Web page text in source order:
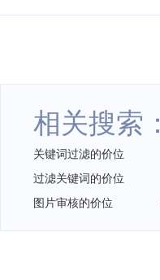
相关搜索：
关键词过滤的价位
过滤关键词的价位
图片审核的价位